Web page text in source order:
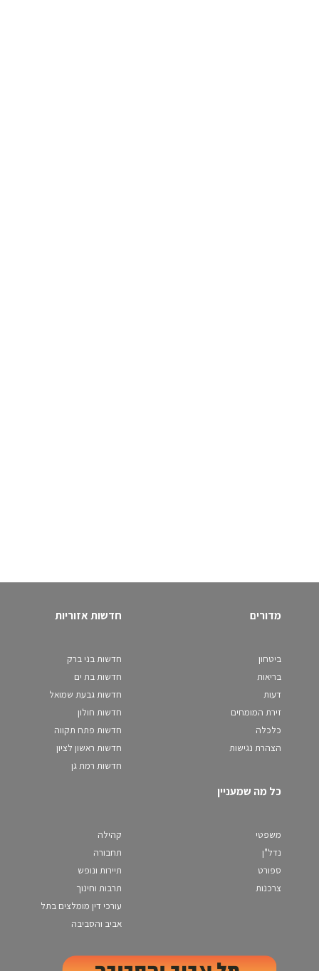
מדורים
ביטחון
בריאות
דעות
זירת המומחים
כלכלה
הצהרת נגישות
חדשות אזוריות
חדשות בני ברק
חדשות בת ים
חדשות גבעת שמואל
חדשות חולון
חדשות פתח תקווה
חדשות ראשון לציון
חדשות רמת גן
כל מה שמעניין
משפטי
נדל"ן
ספורט
צרכנות
קהילה
תחבורה
תיירות ונופש
תרבות וחינוך
עורכי דין מומלצים בתל
אביב והסביבה